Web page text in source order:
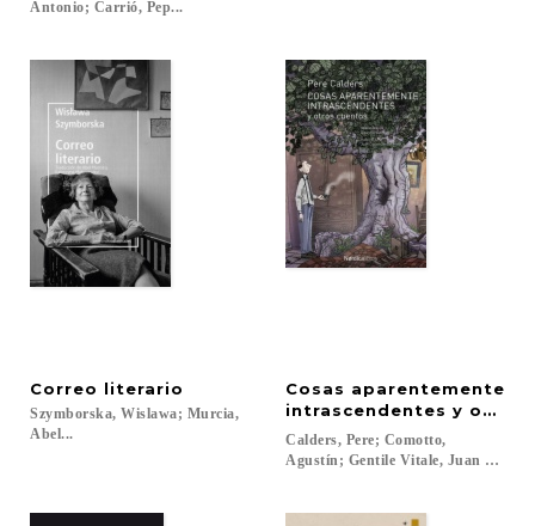
Antonio; Carrió, Pep...
Correo literario
Szymborska, Wislawa; Murcia,
Abel...
Cosas aparentemente
intrascendentes y otros
Calders, Pere; Comotto,
Agustín; Gentile Vitale, Juan